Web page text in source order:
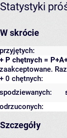
Statystyki
W skrócie
przyjętych:
+ P chętnych =
zaakceptowane.
+ 0 chętnych:
spodziewanych:
odrzuconych:
Szczegóły